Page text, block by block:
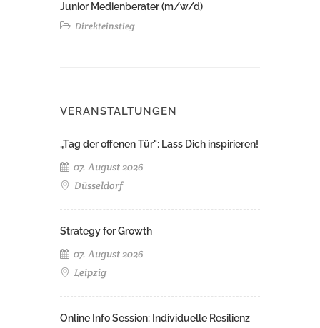
Junior Medienberater (m/w/d)
Direkteinstieg
VERANSTALTUNGEN
„Tag der offenen Tür": Lass Dich inspirieren!
07. August 2026
Düsseldorf
Strategy for Growth
07. August 2026
Leipzig
Online Info Session: Individuelle Resilienz